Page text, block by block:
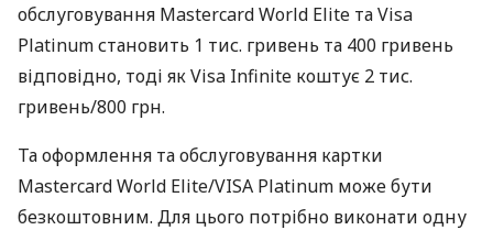
обслуговування Mastercard World Elite та Visa
Platinum становить 1 тис. гривень та 400 гривень
відповідно, тоді як Visa Infinite коштує 2 тис.
гривень/800 грн.
Та оформлення та обслуговування картки
Mastercard World Elite/VISA Platinum може бути
безкоштовним. Для цього потрібно виконати одну